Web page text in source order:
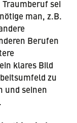
sei
man, z.B.
Berufen
klares Bild
zu
und seinen